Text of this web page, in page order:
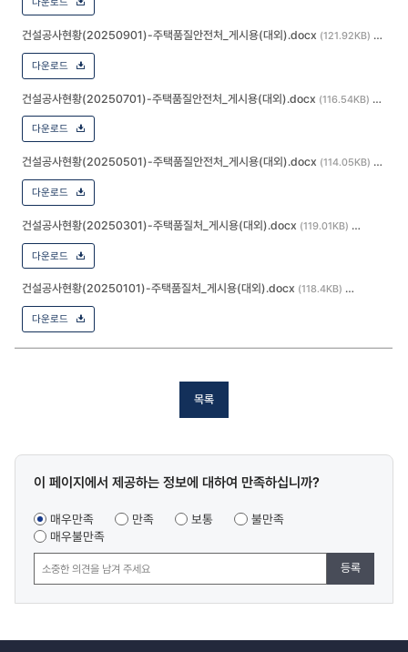
건설공사현황(20250901)-주택품질안전처_게시용(대외).docx (121.92KB)
다운로드
건설공사현황(20250701)-주택품질안전처_게시용(대외).docx (116.54KB)
다운로드
건설공사현황(20250501)-주택품질안전처_게시용(대외).docx (114.05KB)
다운로드
건설공사현황(20250301)-주택품질처_게시용(대외).docx (119.01KB)
다운로드
건설공사현황(20250101)-주택품질처_게시용(대외).docx (118.4KB)
다운로드
목록
콘텐츠
조사
이 페이지에서 제공하는 정보에 대하여 만족하십니까?
매우만족 만족 보통
불만족
매우불만족
등록